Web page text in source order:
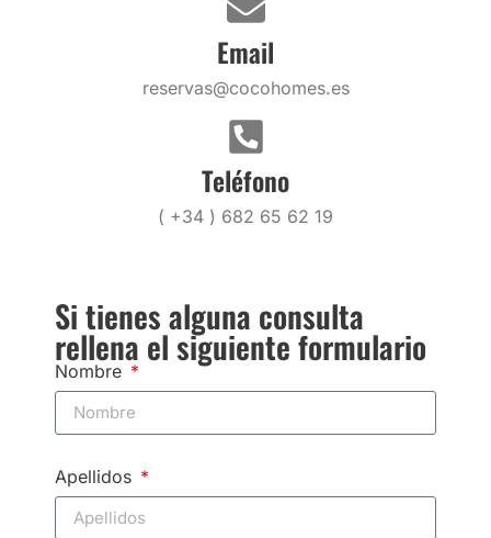
Email
reservas@cocohomes.es
Teléfono
( +34 ) 682 65 62 19
Si tienes alguna consulta
rellena el siguiente formulario
Nombre
Apellidos